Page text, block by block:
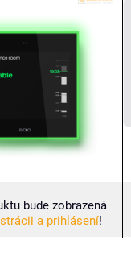
bude zobrazená
a prihlásení!